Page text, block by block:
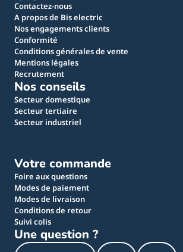
Contactez-nous
A propos de Bis electric
Nos engagements clients
Conformité
Conditions générales de vente
Mentions légales
Recrutement
Nos conseils
Secteur domestique
Secteur tertiaire
Secteur industriel
Votre commande
Foire aux questions
Modes de paiement
Modes de livraison
Conditions de retour
Suivi colis
Une question ?